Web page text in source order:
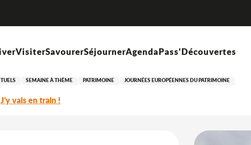
VisiterSavourerSéjournerAgendaPass'Découvertes
SEMAINE À THÈME PATRIMOINE JOURNÉES EUROPÉENNES DU PATRIMOINE
J'y vais en train !